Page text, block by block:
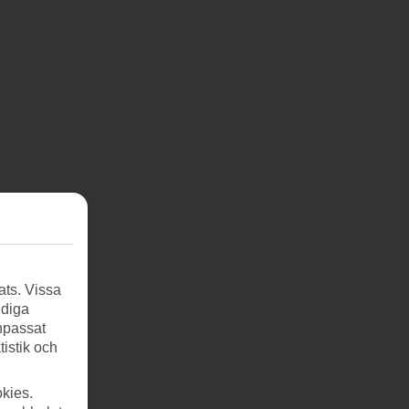
Vissa
och